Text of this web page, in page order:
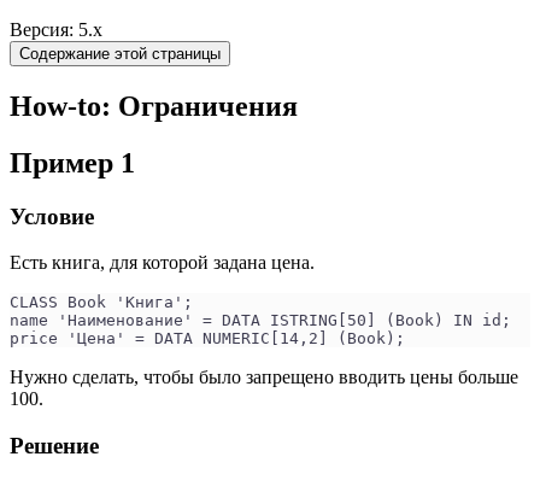
Версия: 5.x
Содержание этой страницы
How-to: Ограничения
Пример 1
Условие
Есть книга, для которой задана цена.
CLASS Book 'Книга';
name 'Наименование' = DATA ISTRING[50] (Book) IN id;
price 'Цена' = DATA NUMERIC[14,2] (Book);
Нужно сделать, чтобы было запрещено вводить цены больше
100.
Решение